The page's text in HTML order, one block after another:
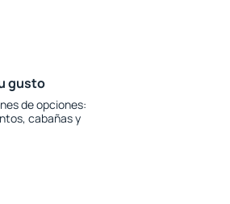
gusto
de opciones:
cabañas y